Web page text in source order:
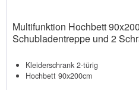
Multifunktion Hochbett
Schubladentreppe und 2
Kleiderschrank 2-türig
Hochbett 90x200cm